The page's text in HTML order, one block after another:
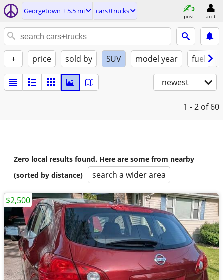
Georgetown ± 5.5 mi cars+trucks
post acct
+ price sold by SUV model year fuel
newest
1 - 2 of 60
Zero local results found. Here are some from nearby
(sorted by distance)
search a wider area
$2,500